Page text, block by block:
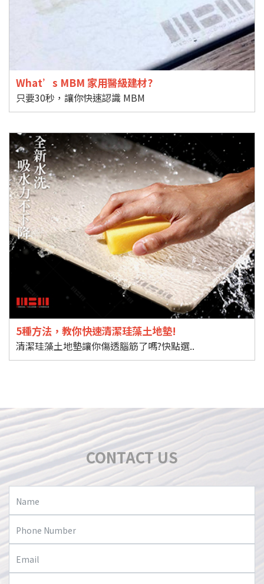
What’s MBM 家用醫級建材?
只要30秒，讓你快速認識 MBM
5種方法，教你快速清潔珪藻土地墊!
清潔珪藻土地墊讓你傷透腦筋了嗎?快點選..
CONTACT US